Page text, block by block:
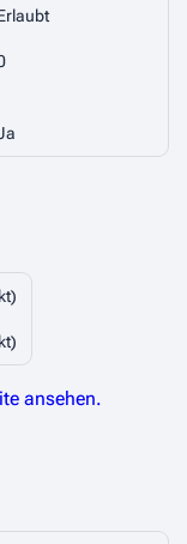
ansehen.